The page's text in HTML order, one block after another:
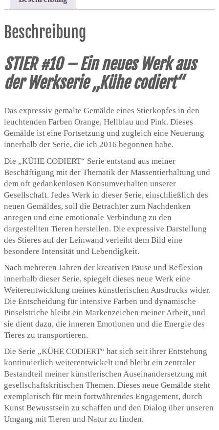
Beschreibung
STIER #10 – Ein neues Werk aus
der Werkserie „Kühe codiert“
Das expressiv gemalte Gemälde eines Stierkopfes in den
leuchtenden Farben Orange, Hellblau und Pink. Dieses
Gemälde ist eine Fortsetzung und zugleich eine Neuerung
innerhalb der Serie, die ich 2016 begonnen habe.
Die „KÜHE CODIERT“ Serie entstand aus meiner
Beschäftigung mit der Thematik der Massentierhaltung und
dem oft gedankenlosen Konsumverhalten unserer
Gesellschaft. Jedes Werk in dieser Serie, einschließlich des
neuen Gemäldes, soll die Betrachter zum Nachdenken
anregen und eine emotionale Verbindung zu den
dargestellten Tieren herstellen. Die expressive Darstellung
des Stieres auf der Leinwand verleiht dem Bild eine
besondere Intensität und Lebendigkeit.
Nach mehreren Jahren der kreativen Pause und Reflexion
innerhalb dieser Serie, spiegelt dieses neue Werk eine
Weiterentwicklung meines künstlerischen Ausdrucks wider.
Die Entscheidung für intensive Farben und dynamische
Pinselstriche bleibt ein Markenzeichen meiner Arbeit, und
sie dient dazu, die inneren Emotionen und die Energie des
Tieres zu transportieren.
Die Serie „KÜHE CODIERT“ hat sich seit ihrer Entstehung
kontinuierlich weiterentwickelt und bleibt ein zentraler
Bestandteil meiner künstlerischen Auseinandersetzung mit
gesellschaftskritischen Themen. Dieses neue Gemälde steht
exemplarisch für mein fortwährendes Engagement, durch
Kunst Bewusstsein zu schaffen und den Dialog über unseren
Umgang mit Tieren und Natur zu finden.